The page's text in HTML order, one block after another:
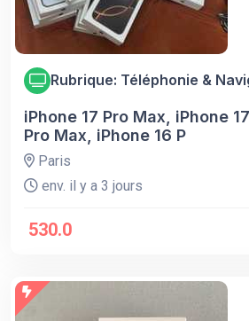
Rubrique: Téléphonie &
iPhone 17 Pro Max, iPhone
Pro Max, iPhone 16 P
Paris
env. il y a 3 jours
530.0